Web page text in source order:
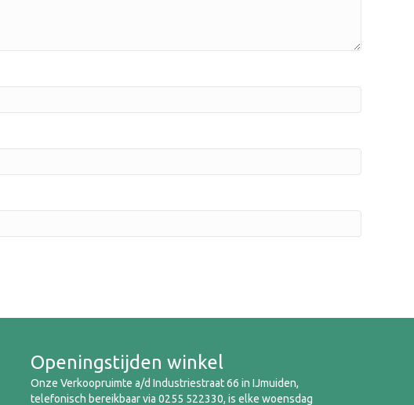
Openingstijden winkel
Onze Verkoopruimte a/d Industriestraat 66 in IJmuiden,
telefonisch bereikbaar via 0255 522330, is elke woensdag